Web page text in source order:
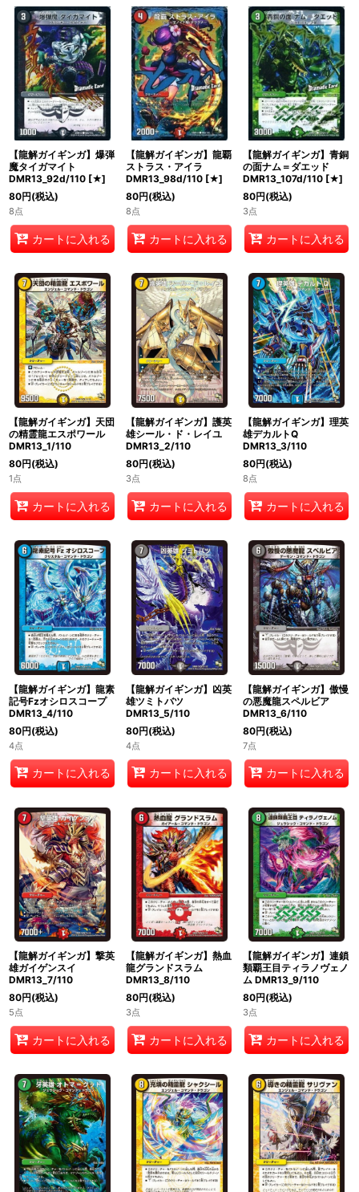
【龍解ガイギンガ】爆弾
魔タイガマイト
DMR13_92d/110 [★]
80円(税込)
8点
カートに入れる
【龍解ガイギンガ】龍覇
ストラス・アイラ
DMR13_98d/110 [★]
80円(税込)
8点
カートに入れる
【龍解ガイギンガ】青銅
の面ナム＝ダエッド
DMR13_107d/110 [★]
80円(税込)
3点
カートに入れる
【龍解ガイギンガ】天団
の精霊龍エスポワール
DMR13_1/110
80円(税込)
1点
カートに入れる
【龍解ガイギンガ】護英
雄シール・ド・レイユ
DMR13_2/110
80円(税込)
3点
カートに入れる
【龍解ガイギンガ】理英
雄デカルトQ
DMR13_3/110
80円(税込)
8点
カートに入れる
【龍解ガイギンガ】龍素
記号Fzオシロスコープ
DMR13_4/110
80円(税込)
4点
カートに入れる
【龍解ガイギンガ】凶英
雄ツミトバツ
DMR13_5/110
80円(税込)
4点
カートに入れる
【龍解ガイギンガ】傲慢
の悪魔龍スペルビア
DMR13_6/110
80円(税込)
7点
カートに入れる
【龍解ガイギンガ】撃英
雄ガイゲンスイ
DMR13_7/110
80円(税込)
5点
カートに入れる
【龍解ガイギンガ】熱血
龍グランドスラム
DMR13_8/110
80円(税込)
3点
カートに入れる
【龍解ガイギンガ】連鎖
類覇王目ティラノヴェノ
ム DMR13_9/110
80円(税込)
3点
カートに入れる